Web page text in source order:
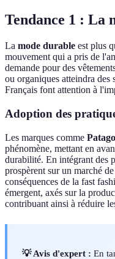
Tendance 1 : La
La mode durable est plus
mouvement qui a pris de
demande pour des
ou organiques atteindra des
Français font attention à
Adoption des
Les marques comme
phénomène, mettant en
durabilité. En intégrant des
prospèrent sur un marché
conséquences de la fast
émergent, axés sur la
contribuant ainsi à réduire
💡 Avis d'expert : En